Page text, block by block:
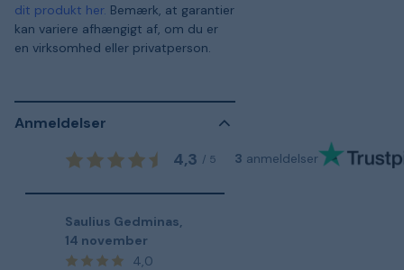
dit produkt her. Bemærk, at garantier
kan variere afhængigt af, om du er
en virksomhed eller privatperson.
Anmeldelser
4,3 / 5 3 anmeldelser
Saulius Gedminas
14 november
4,0